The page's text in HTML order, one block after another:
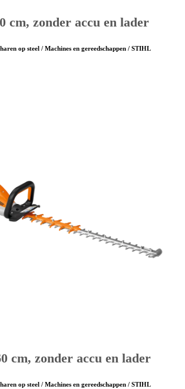
cm, zonder accu en lader
op steel / Machines en gereedschappen / STIHL
cm, zonder accu en lader
op steel / Machines en gereedschappen / STIHL